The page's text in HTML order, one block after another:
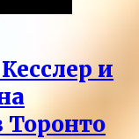
и
Торонто